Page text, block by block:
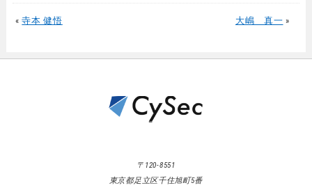
«寺本 健悟 大嶋 真一 »
〒120-8551
東京都足立区千住旭町5番